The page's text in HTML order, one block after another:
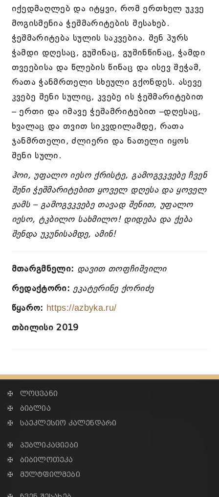
იქედმაღლებ და იტყვი, რომ ერთხელ უკვე
მოგისმენია ჭეშმარიტების შესახებ.
ჭეშმარიტება სულის საკვებია. შენ პურს
ჭამდი დღესაც, გუშინაც, გუშინწინაც, ჭამდი
თვეებისა და წლების წინაც და ისევ შეჭამ,
რათა ჭანმრთელი სხეული გქონდეს. ასევე
კვებე შენი სულიც, კვებე ის ჭეშმარიტებით
– ერთი და იმავე ჭეშამრიტებით –დღესაც,
ხვალაც და თვით სიკვდილამდე, რათა
ჯანმრთელი, ძლიერი და ნათელი იყოს
შენი სული.
ჰოი, უფალო იესო ქრისტე, გამოგვკვებე ჩვენ
შენი ჭეშმარიტებით ყოველ დღესა და ყოველ
ჟამს – გამოგვკვებე თავად შენით, უფალო
იესო, ტკბილო სახმილო! დიდება და ქება
შენდა უკუნისამდე, ამინ!
მთარგმნელი: დავით თოფჩიშვილი
რედაქტორი: ეკატერინე ქორიძე
წყარო: https://azbyka.ru/
თბილისი 2019
✠ ლოცვანი
✠ ბიბლია
✠ საეკლესიო კალენდარი
✠ პუბლიკაციები
✠ ბიბილოთეკა
✠ მულტფილმები